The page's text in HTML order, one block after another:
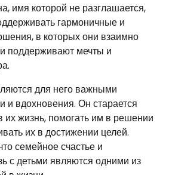
имя которой не разглашается,
гармоничные и
в которых они взаимно
поддерживают мечты и
для него важными
и вдохновения. Он старается
жизнь, помогать им в решении
их в достижении целей.
семейное счастье и
с детьми являются одними из